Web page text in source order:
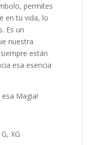
permites
en tu vida, lo
Es un
nuestra
están
esa esencia
Magia!
XG